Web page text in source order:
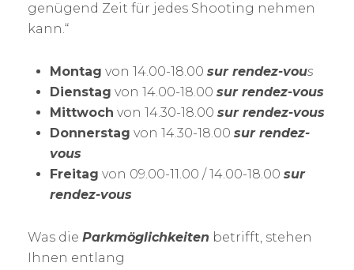
genügend Zeit für jedes Shooting nehmen
kann.“
Montag von 14.00-18.00 sur rendez-vous
Dienstag von 14.00-18.00 sur rendez-vous
Mittwoch von 14.30-18.00 sur rendez-vous
Donnerstag von 14.30-18.00 sur rendez-
vous
Freitag von 09.00-11.00 / 14.00-18.00 sur
rendez-vous
Was die Parkmöglichkeiten betrifft, stehen
Ihnen entlang